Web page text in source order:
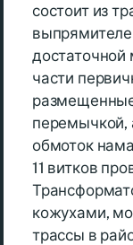
состоит из
части
перемычкой,
обмоток
11 витков
кожухами,
трассы в